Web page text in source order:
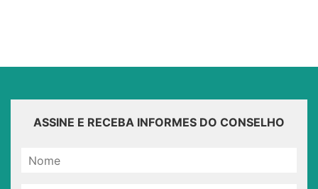
ASSINE E RECEBA INFORMES DO CONSELHO